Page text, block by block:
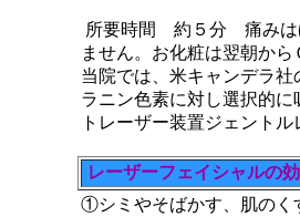
所要時間 約５分 痛みは
ません。お化粧は翌朝か
当院では、米キャンデラ
ラニン色素に対し選択的
トレーザー装置ジェント
レーザーフェイシャルの
①シミやそばかす、肌の